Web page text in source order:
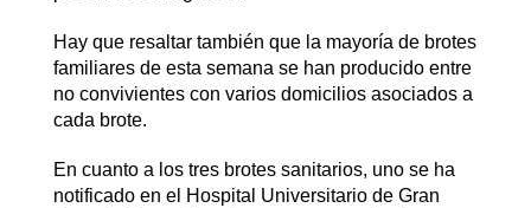
Hay que resaltar también que la mayoría de brotes
familiares de esta semana se han producido entre
no convivientes con varios domicilios asociados a
cada brote.
En cuanto a los tres brotes sanitarios, uno se ha
notificado en el Hospital Universitario de Gran